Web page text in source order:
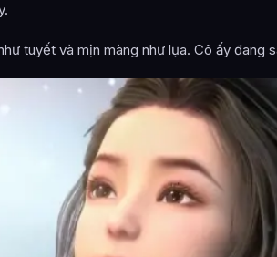
tuyết và mịn màng như lụa. Cô ấy đang